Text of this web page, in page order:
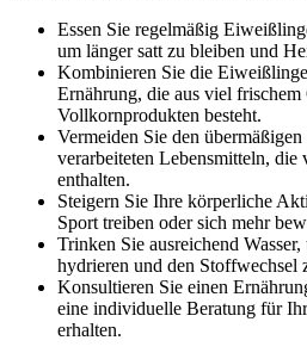
Essen Sie regelmäßig
um länger satt zu bleiben und
Kombinieren Sie die
Ernährung, die aus viel frischem
Vollkornprodukten besteht.
Vermeiden Sie den
verarbeiteten Lebensmitteln,
enthalten.
Steigern Sie Ihre körperliche
Sport treiben oder sich mehr
Trinken Sie ausreichend
hydrieren und den Stoffwechsel
Konsultieren Sie einen
eine individuelle Beratung für
erhalten.